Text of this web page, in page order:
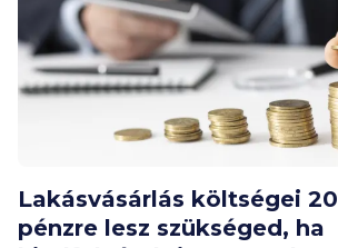
Lakásvásárlás költségei
pénzre lesz szükséged, ha